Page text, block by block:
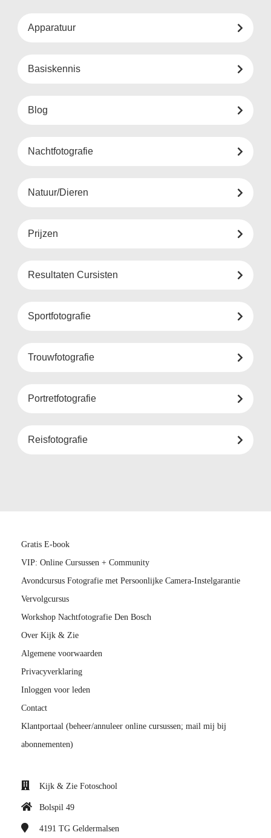
Apparatuur
Basiskennis
Blog
Nachtfotografie
Natuur/Dieren
Prijzen
Resultaten Cursisten
Sportfotografie
Trouwfotografie
Portretfotografie
Reisfotografie
Gratis E-book
VIP: Online Cursussen + Community
Avondcursus Fotografie met Persoonlijke Camera-Instelgarantie
Vervolgcursus
Workshop Nachtfotografie Den Bosch
Over Kijk & Zie
Algemene voorwaarden
Privacyverklaring
Inloggen voor leden
Contact
Klantportaal (beheer/annuleer online cursussen; mail mij bij
abonnementen)
Kijk & Zie Fotoschool
Bolspil 49
4191 TG Geldermalsen